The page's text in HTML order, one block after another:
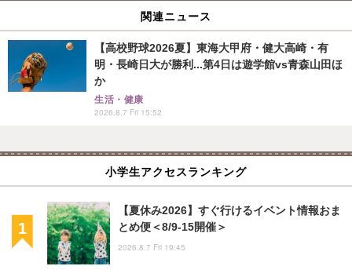
関連ニュース
【高校野球2026夏】東海大甲府・健大高崎・有
明・長崎日大が勝利...第4日は遊学館vs青森山田ほ
か
生活・健康
2026.8.7 Fri 15:52
小学生アクセスランキング
【夏休み2026】すぐ行けるイベント情報おま
とめ便＜8/9-15開催＞
2026.8.7 Fri 19:45